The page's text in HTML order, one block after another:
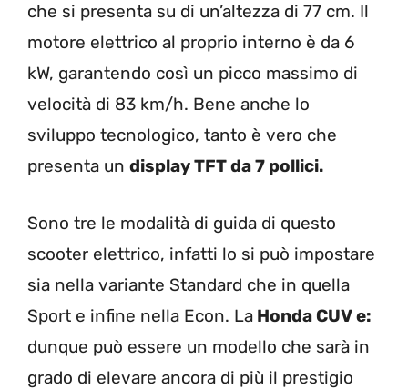
che si presenta su di un’altezza di 77 cm. Il
motore elettrico al proprio interno è da 6
kW, garantendo così un picco massimo di
velocità di 83 km/h. Bene anche lo
sviluppo tecnologico, tanto è vero che
presenta un display TFT da 7 pollici.
Sono tre le modalità di guida di questo
scooter elettrico, infatti lo si può impostare
sia nella variante Standard che in quella
Sport e infine nella Econ. La Honda CUV e:
dunque può essere un modello che sarà in
grado di elevare ancora di più il prestigio